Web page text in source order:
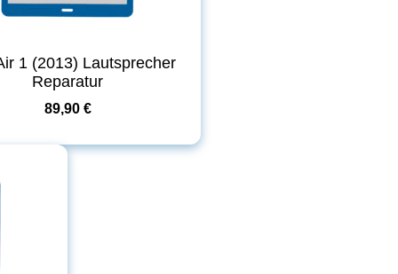
1 (2013) Lautsprecher
Reparatur
89,90 €